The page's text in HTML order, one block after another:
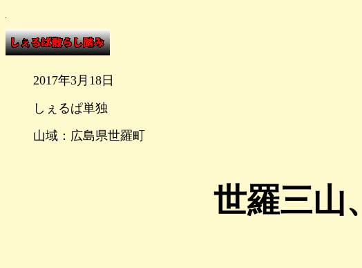
2017年3月18日
しぇるぱ単独
山域：広島県世羅町
世羅三山、